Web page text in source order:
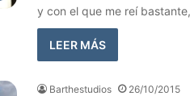
y con el que me reí
LEER MÁS
Barthestudios 26/10/2015